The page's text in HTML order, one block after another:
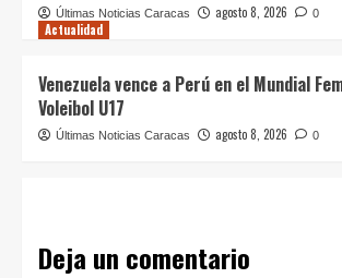
Últimas Noticias Caracas agosto 8, 2026 0
Actualidad
Venezuela vence a Perú en el Mundial
Voleibol U17
Últimas Noticias Caracas agosto 8, 2026 0
Deja un comentario